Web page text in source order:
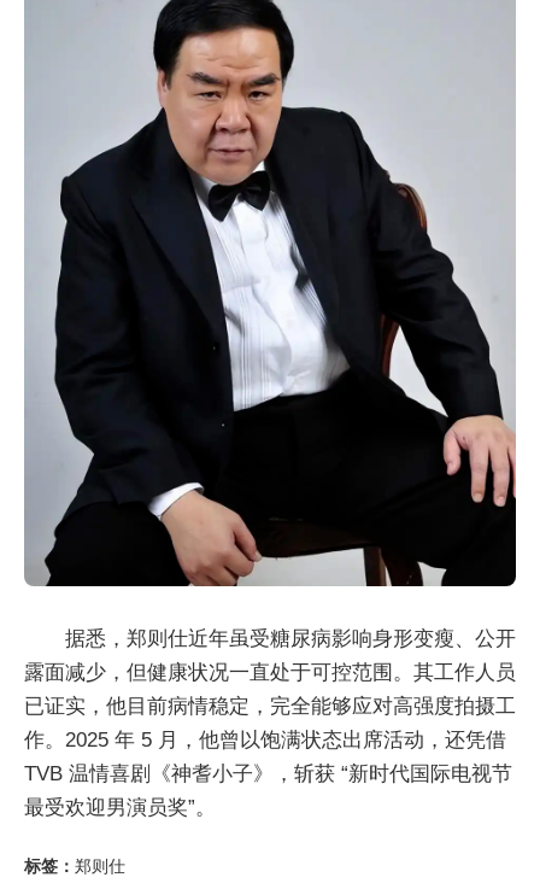
据悉，郑则仕近年虽受糖尿病影响身形变瘦、公开
露面减少，但健康状况一直处于可控范围。其工作人员
已证实，他目前病情稳定，完全能够应对高强度拍摄工
作。2025 年 5 月，他曾以饱满状态出席活动，还凭借
TVB 温情喜剧《神耆小子》，斩获 “新时代国际电视节
最受欢迎男演员奖”。
标签： 郑则仕